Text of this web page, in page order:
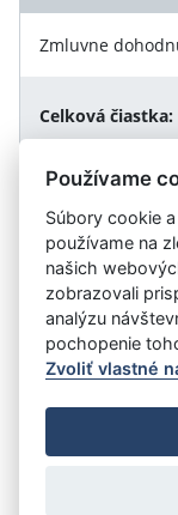
Zmluvne
Celková čiastka:
Návrat späť
Vystavil:
Úrad vlády SR
-
Prehlásenie o
Nastavenia cookies
:
Používame
Súbory cookie
používame na
našich
zobrazovali
analýzu
pochopenie
Zvoliť vlastné